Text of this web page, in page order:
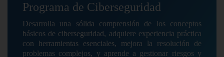
Programa de Ciberseguridad
Desarrolla una sólida comprensión de los conceptos
básicos de ciberseguridad, adquiere experiencia práctica
con herramientas esenciales, mejora la resolución de
problemas complejos, y aprende a gestionar riesgos y